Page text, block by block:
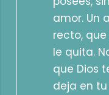
amor. Un
recto,
le quita.
que Dios
deja en